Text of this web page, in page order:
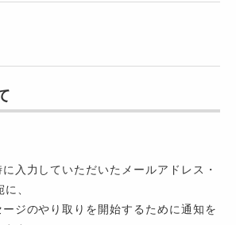
入力していただいたメールアドレス・
、
ジのやり取りを開始するために通知を